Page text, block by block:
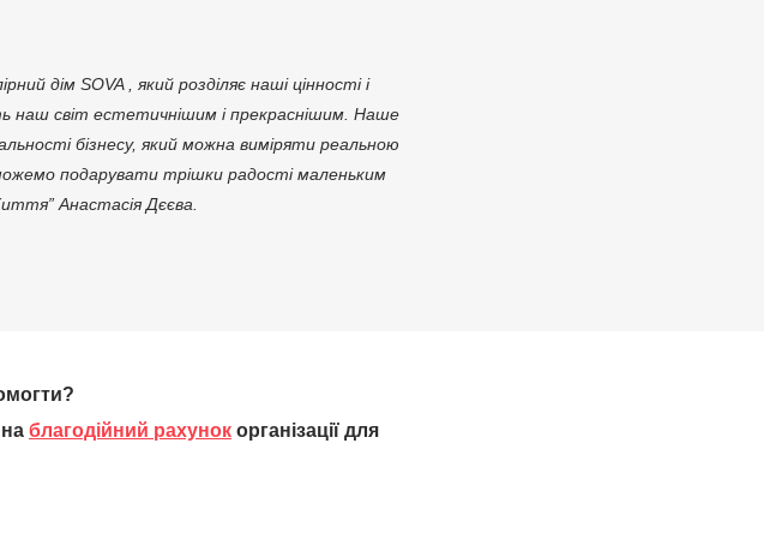
дім SOVA , який розділяє наші цінності і
наш світ естетичнішим і прекраснішим. Наше
бізнесу, який можна виміряти реальною
подарувати трішки радості маленьким
Анастасія Дєєва.
благодійний рахунок організації для